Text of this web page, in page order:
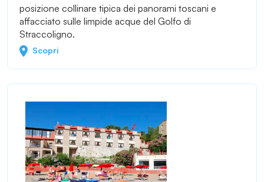
posizione collinare tipica dei panorami toscani e
affacciato sulle limpide acque del Golfo di
Straccoligno.
Scopri